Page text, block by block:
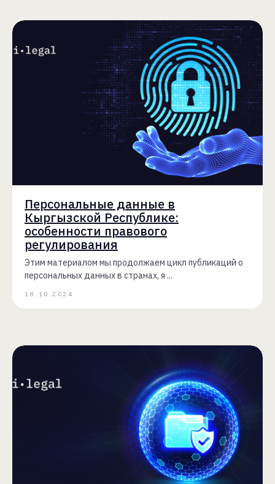
Персональные данные в
Кыргызской Республике:
особенности правового
регулирования
Этим материалом мы продолжаем цикл публикаций о
персональных данных в странах, я ...
18.10.2024